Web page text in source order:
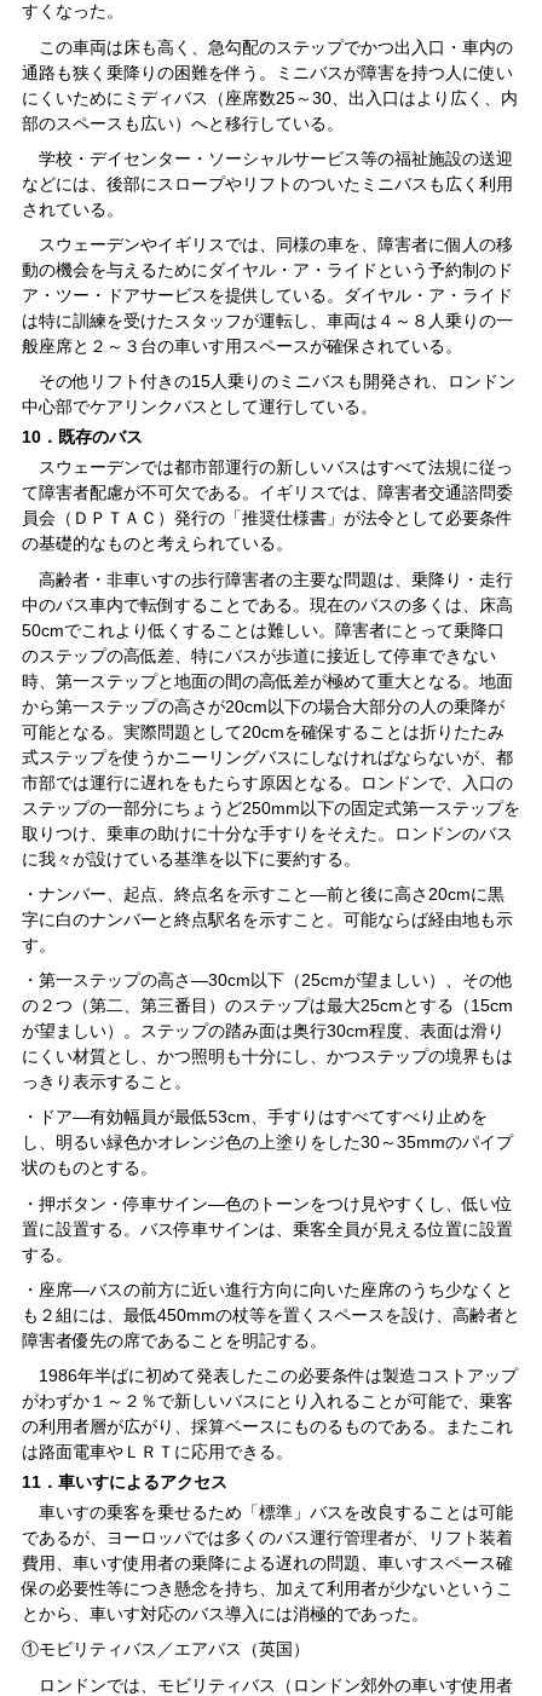
すくなった。
この車両は床も高く、急勾配のステップでかつ出入口・車内の
通路も狭く乗降りの困難を伴う。ミニバスが障害を持つ人に使い
にくいためにミディバス（座席数25～30、出入口はより広く、内
部のスペースも広い）へと移行している。
学校・デイセンター・ソーシャルサービス等の福祉施設の送迎
などには、後部にスロープやリフトのついたミニバスも広く利用
されている。
スウェーデンやイギリスでは、同様の車を、障害者に個人の移
動の機会を与えるためにダイヤル・ア・ライドという予約制のド
ア・ツー・ドアサービスを提供している。ダイヤル・ア・ライド
は特に訓練を受けたスタッフが運転し、車両は４～８人乗りの一
般座席と２～３台の車いす用スペースが確保されている。
その他リフト付きの15人乗りのミニバスも開発され、ロンドン
中心部でケアリンクバスとして運行している。
10．既存のバス
スウェーデンでは都市部運行の新しいバスはすべて法規に従っ
て障害者配慮が不可欠である。イギリスでは、障害者交通諮問委
員会（ＤＰＴＡＣ）発行の「推奨仕様書」が法令として必要条件
の基礎的なものと考えられている。
高齢者・非車いすの歩行障害者の主要な問題は、乗降り・走行
中のバス車内で転倒することである。現在のバスの多くは、床高
50cmでこれより低くすることは難しい。障害者にとって乗降口
のステップの高低差、特にバスが歩道に接近して停車できない
時、第一ステップと地面の間の高低差が極めて重大となる。地面
から第一ステップの高さが20cm以下の場合大部分の人の乗降が
可能となる。実際問題として20cmを確保することは折りたたみ
式ステップを使うかニーリングバスにしなければならないが、都
市部では運行に遅れをもたらす原因となる。ロンドンで、入口の
ステップの一部分にちょうど250mm以下の固定式第一ステップを
取りつけ、乗車の助けに十分な手すりをそえた。ロンドンのバス
に我々が設けている基準を以下に要約する。
・ナンバー、起点、終点名を示すこと―前と後に高さ20cmに黒
字に白のナンバーと終点駅名を示すこと。可能ならば経由地も示
す。
・第一ステップの高さ―30cm以下（25cmが望ましい）、その他
の２つ（第二、第三番目）のステップは最大25cmとする（15cm
が望ましい）。ステップの踏み面は奥行30cm程度、表面は滑り
にくい材質とし、かつ照明も十分にし、かつステップの境界もは
っきり表示すること。
・ドア―有効幅員が最低53cm、手すりはすべてすべり止めを
し、明るい緑色かオレンジ色の上塗りをした30～35mmのパイプ
状のものとする。
・押ボタン・停車サイン―色のトーンをつけ見やすくし、低い位
置に設置する。バス停車サインは、乗客全員が見える位置に設置
する。
・座席―バスの前方に近い進行方向に向いた座席のうち少なくと
も２組には、最低450mmの杖等を置くスペースを設け、高齢者と
障害者優先の席であることを明記する。
1986年半ばに初めて発表したこの必要条件は製造コストアップ
がわずか１～２％で新しいバスにとり入れることが可能で、乗客
の利用者層が広がり、採算ベースにものるものである。またこれ
は路面電車やＬＲＴに応用できる。
11．車いすによるアクセス
車いすの乗客を乗せるため「標準」バスを改良することは可能
であるが、ヨーロッパでは多くのバス運行管理者が、リフト装着
費用、車いす使用者の乗降による遅れの問題、車いすスペース確
保の必要性等につき懸念を持ち、加えて利用者が少ないというこ
とから、車いす対応のバス導入には消極的であった。
①モビリティバス／エアバス（英国）
ロンドンでは、モビリティバス（ロンドン郊外の車いす使用者